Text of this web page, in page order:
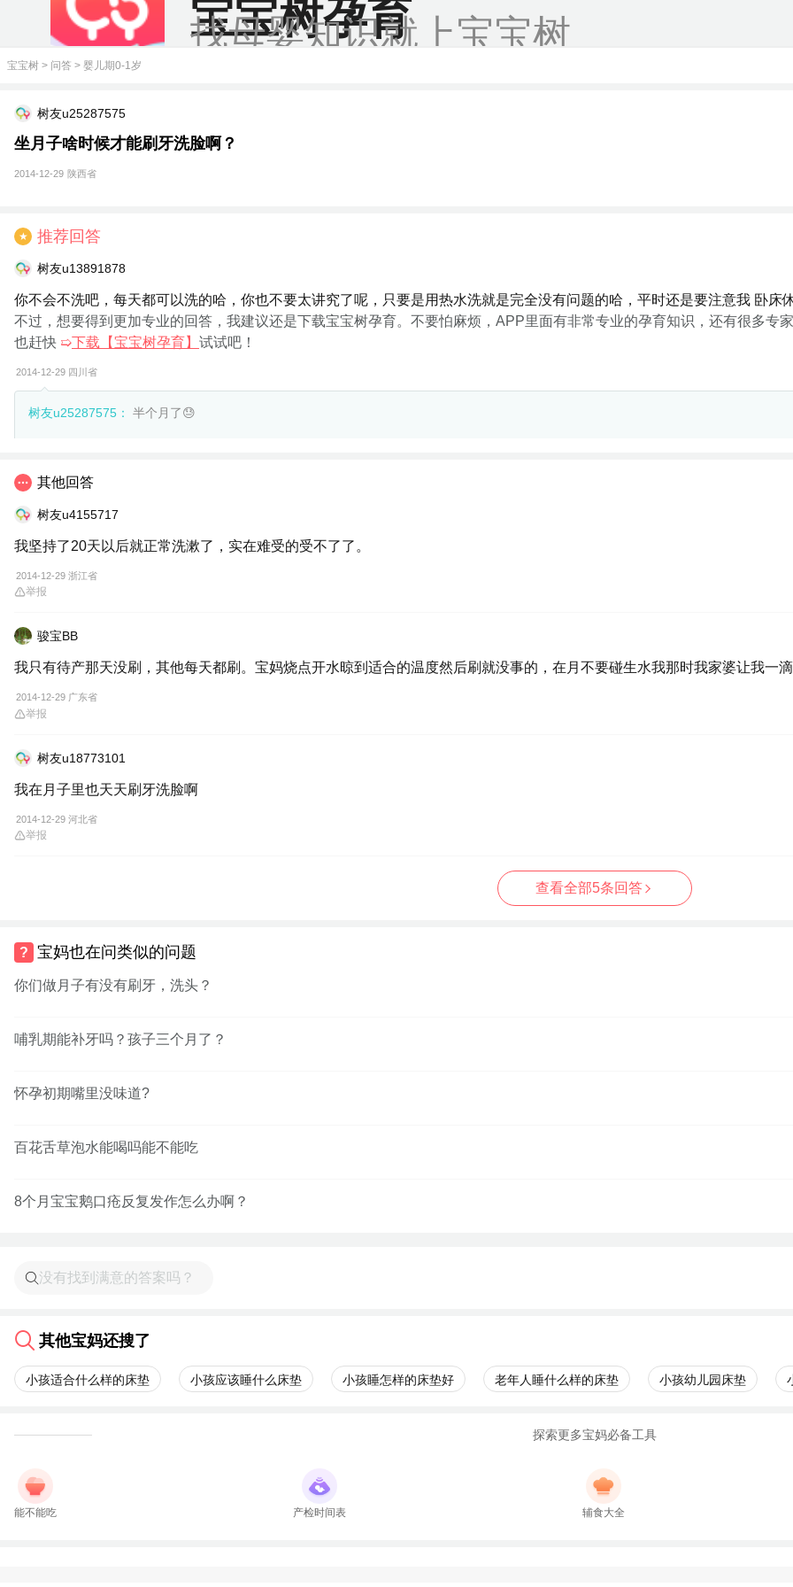
宝宝树孕育
找母婴知识就上宝宝树
宝宝树 > 问答 > 婴儿期0-1岁
树友u25287575
坐月子啥时候才能刷牙洗脸啊？
2014-12-29 陕西省
★ 推荐回答
树友u13891878
你不会不洗吧，每天都可以洗的哈，你也不要太讲究了呢，只要是用热水洗就是完全没有问题的哈，平时还是要注意我 卧床
不过，想要得到更加专业的回答，我建议还是下载宝宝树孕育。不要怕麻烦，APP里面有非常专业的孕育知识，还有很多专
也赶快 ➯下载【宝宝树孕育】 试试吧！
2014-12-29 四川省
树友u25287575： 半个月了😓
其他回答
树友u4155717
我坚持了20天以后就正常洗漱了，实在难受的受不了了。
2014-12-29 浙江省
举报
骏宝BB
我只有待产那天没刷，其他每天都刷。宝妈烧点开水晾到适合的温度然后刷就没事的，在月不要碰生水我那时我家婆让我一
2014-12-29 广东省
举报
树友u18773101
我在月子里也天天刷牙洗脸啊
2014-12-29 河北省
举报
查看全部5条回答
宝妈也在问类似的问题
你们做月子有没有刷牙，洗头？
哺乳期能补牙吗？孩子三个月了？
怀孕初期嘴里没味道?
百花舌草泡水能喝吗能不能吃
8个月宝宝鹅口疮反复发作怎么办啊？
其他宝妈还搜了
小孩适合什么样的床垫 小孩应该睡什么床垫 小孩睡怎样的床垫好 老年人睡什么样的床垫 小孩幼儿园床垫
探索更多宝妈必备工具
能不能吃 产检时间表 辅食大全